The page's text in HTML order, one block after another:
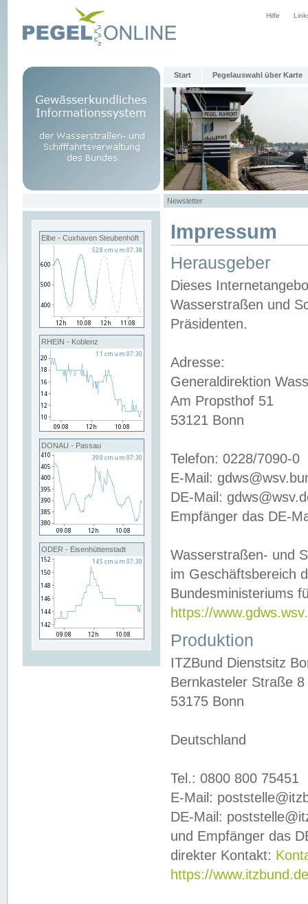
Hilfe
Start Pegelauswahl über Karte
Newsletter
Elbe - Cuxhaven Steubenhöft
RHEIN - Koblenz
DONAU - Passau
ODER - Eisenhüttenstadt
Impressum
Herausgeber
Dieses
Wasserstraßen und
Präsidenten.
Adresse:
Generaldirektion
Am Propsthof 51
53121 Bonn
Telefon: 0228/7090-0
E-Mail:
DE-Mail:
Empfänger das DE-
Wasserstraßen- und
im Geschäftsbereich
Bundesministeriums
https://
Produktion
ITZBund Dienstsitz
Bernkasteler Straße 8
53175 Bonn
Deutschland
Tel.: 0800 800 75451
E-Mail:
DE-Mail:
und Empfänger das
direkter Kontakt:
https://